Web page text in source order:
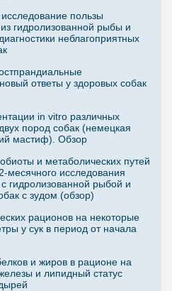
пользы
гидролизованной рыбы и
неблагоприятных
ответы у здоровых собак
in vitro различных
пород собак (немецкая
мастиф). Обзор
и метаболических путей
месячного исследования
гидролизованной рыбой и
с зудом (обзор)
рационов на некоторые
у сук в период от начала
и жиров в рационе на
и липидный статус